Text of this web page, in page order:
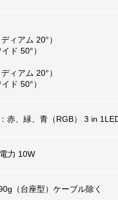
ィアム 20°）
ド 50°）
ィアム 20°）
ド 50°）
、緑、青（RGB） 3 in
力 10W
（台座型）ケーブル除く